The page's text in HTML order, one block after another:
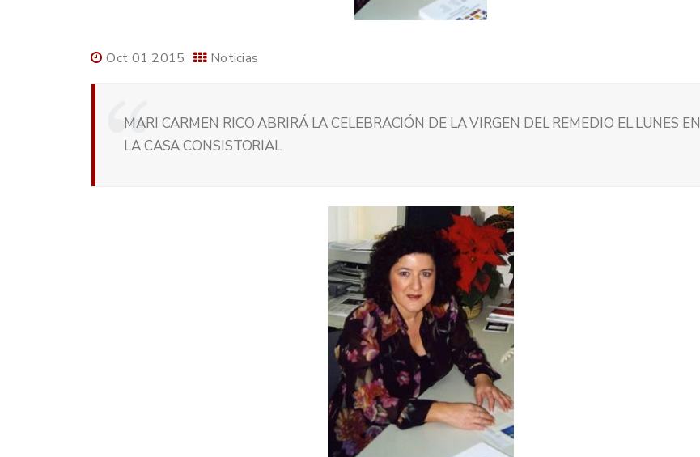
Oct 01 2015 Noticias
MARI CARMEN RICO ABRIRÁ LA CELEBRACIÓN DE LA VIRGEN DEL REMEDIO EL LUNES EN
LA CASA CONSISTORIAL